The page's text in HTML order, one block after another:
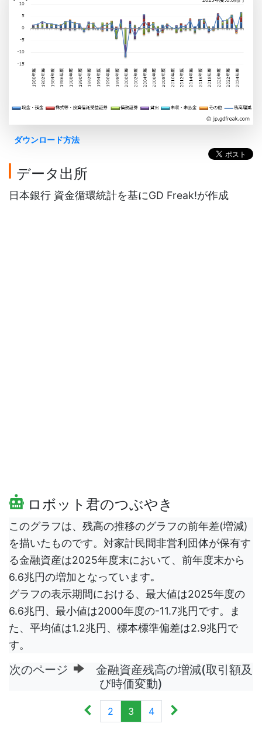
ダウンロード方法
データ出所
日本銀行 資金循環統計を基にGD Freak!が作成
ロボット君のつぶやき
このグラフは、残高の推移のグラフの前年差(増減)
を描いたものです。対家計民間非営利団体が保有す
る金融資産は2025年度末において、前年度末から
6.6兆円の増加となっています｡
グラフの表示期間における、最大値は2025年度の
6.6兆円、最小値は2000年度の-11.7兆円です。ま
た、平均値は1.2兆円、標本標準偏差は2.9兆円で
す。
次のページ
金融資産残高の増減(取引額及
び時価変動)
2 3 4